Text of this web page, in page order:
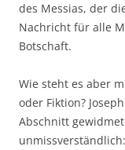
des Messias, der
Nachricht für alle
Botschaft.
Wie steht es aber
oder Fiktion?
Abschnitt